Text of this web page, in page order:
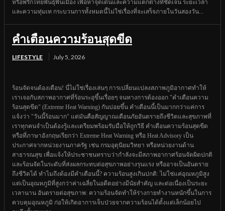
หรือพริกไทยพันธุ์พื้นเมือง เพื่อหาจุดเด่นและความแตกต่างที่ชัดเจน ระยะเวลา
และความทุ่มเท กระบวนการทั้งหมดนี้ไม่ใช่เรื่องที่จะเสร็จภายในวันสองวัน...
คำเตือนความร้อนสุดขีด
LIFESTYLE July 5, 2026
ร้อนจัดจนต้องเตือน! นี่ไม่ใช่เรื่องเล่นๆ การเปลี่ยนแปลงสภาพภูมิอากาศทำให้
เราเจอกับสภาพอากาศที่ร้อนระอุขึ้นเรื่อยๆ จนทางการต้องออก "คำเตือนความ
ร้อนสุดขีด" (Extreme Heat Warning) กันบ่อยขึ้น คำเตือนนี้เป็นมากกว่าแค่การ
แจ้งว่า "วันนี้ร้อนมาก" แต่มันคือสัญญาณเตือนภัยอันตรายถึงชีวิตและสุขภาพที่
เราทุกคนจำเป็นต้องรู้และเตรียมพร้อมรับมือให้ถูกวิธี คำเตือนความร้อนสุดขีด
หรือที่ภาษาอังกฤษเรียกว่า Extreme Heat Warning หรือ Heat Advisory เป็น
ประกาศจากหน่วยงานภาครัฐ เช่น กรมอุตุนิยมวิทยา หรือหน่วยงานด้าน
สาธารณสุข เพื่อแจ้งให้ประชาชนทราบว่ากำลังจะมีสภาพอากาศร้อนจัดผิดปกติ
และร้อนจัดในระดับที่ส่งผลกระทบต่อสุขภาพอย่างรุนแรง หรืออาจเป็นอันตราย
ถึงชีวิตได้ ทำไมถึงต้องมีคำเตือนนี้? ความร้อนสูงเกินปกติ: ไม่ใช่แค่อุณหภูมิสูง
แต่เป็นอุณหภูมิที่สูงกว่าค่าเฉลี่ยในอดีตอย่างมีนัยสำคัญ และต่อเนื่องเป็นระยะ
เวลานาน อันตรายต่อสุขภาพ: ความร้อนจัดทำให้ร่างกายทำงานหนักขึ้นในการ
ควบคุมอุณหภูมิ ก่อให้เกิดอาการเจ็บป่วยจากความร้อนได้ตั้งแต่เล็กน้อยไป